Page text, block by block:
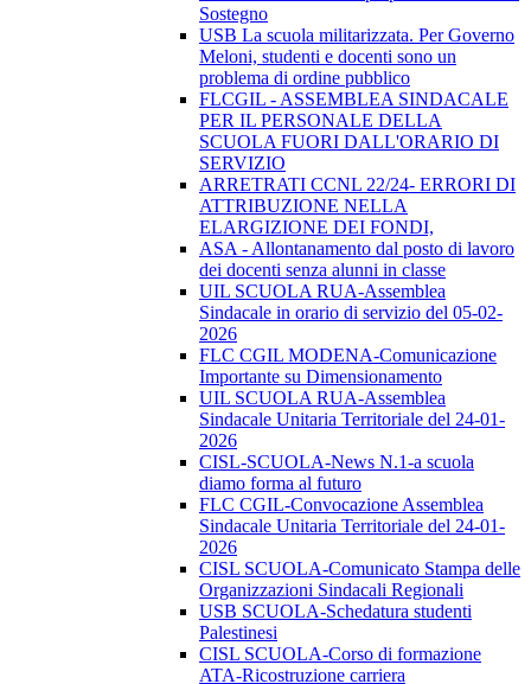
Sostegno
USB La scuola militarizzata. Per Governo
Meloni, studenti e docenti sono un
problema di ordine pubblico
FLCGIL - ASSEMBLEA SINDACALE
PER IL PERSONALE DELLA
SCUOLA FUORI DALL'ORARIO DI
SERVIZIO
ARRETRATI CCNL 22/24- ERRORI DI
ATTRIBUZIONE NELLA
ELARGIZIONE DEI FONDI,
ASA - Allontanamento dal posto di lavoro
dei docenti senza alunni in classe
UIL SCUOLA RUA-Assemblea
Sindacale in orario di servizio del 05-02-
2026
FLC CGIL MODENA-Comunicazione
Importante su Dimensionamento
UIL SCUOLA RUA-Assemblea
Sindacale Unitaria Territoriale del 24-01-
2026
CISL-SCUOLA-News N.1-a scuola
diamo forma al futuro
FLC CGIL-Convocazione Assemblea
Sindacale Unitaria Territoriale del 24-01-
2026
CISL SCUOLA-Comunicato Stampa delle
Organizzazioni Sindacali Regionali
USB SCUOLA-Schedatura studenti
Palestinesi
CISL SCUOLA-Corso di formazione
ATA-Ricostruzione carriera